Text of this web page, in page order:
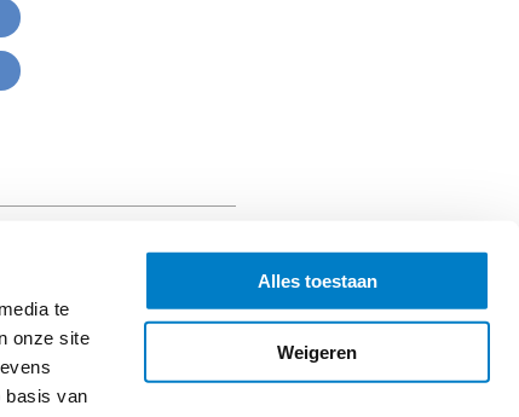
te
onze site
basis van
Alles toestaan
Weigeren